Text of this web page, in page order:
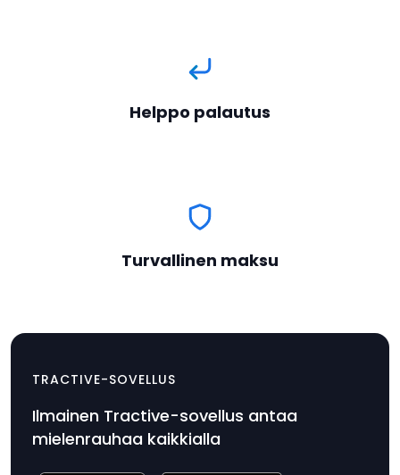
Helppo palautus
Turvallinen maksu
varustettu pussi
Tuotteen
hinta
TRACTIVE-SOVELLUS
Ilmainen Tractive-sovellus antaa
mielenrauhaa kaikkialla